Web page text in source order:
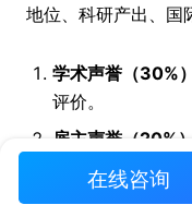
地位、科研产出、国
学术声誉（30%）
评价。
雇主声誉（20%）
师生比（10%）
在线咨询